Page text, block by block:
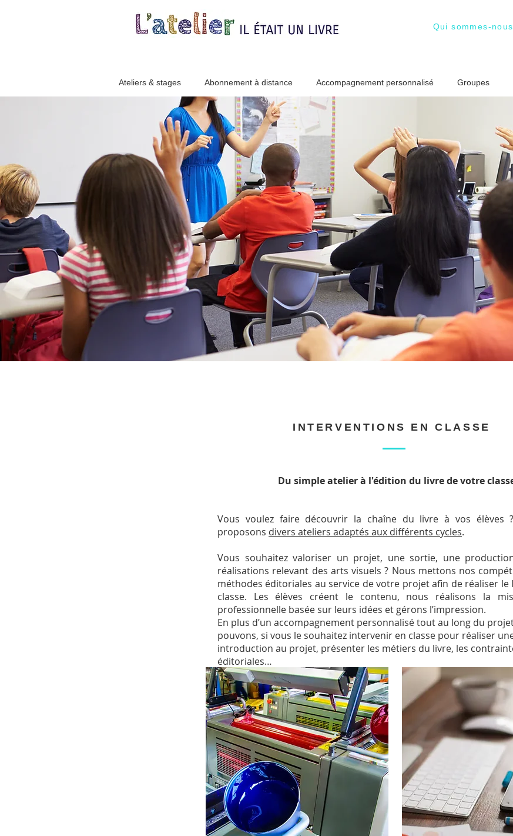
Qui sommes-
Ateliers & stages Abonnement à distance Accompagnement personnalisé Groupes
INTERVENTIONS EN CLASSE
Du simple atelier à l'édition du livre de votre
Vous voulez faire découvrir la chaîne du livre à vos élèves
proposons divers ateliers adaptés aux différents cycles.
Vous souhaitez valoriser un projet, une sortie, une
réalisations relevant des arts visuels ? Nous mettons nos
méthodes éditoriales au service de votre projet afin de réaliser le
classe. Les élèves créent le contenu, nous réalisons la
professionnelle basée sur leurs idées et gérons l’impression.
En plus d’un accompagnement personnalisé tout au long du
pouvons, si vous le souhaitez intervenir en classe pour réaliser
introduction au projet, présenter les métiers du livre, les
éditoriales…